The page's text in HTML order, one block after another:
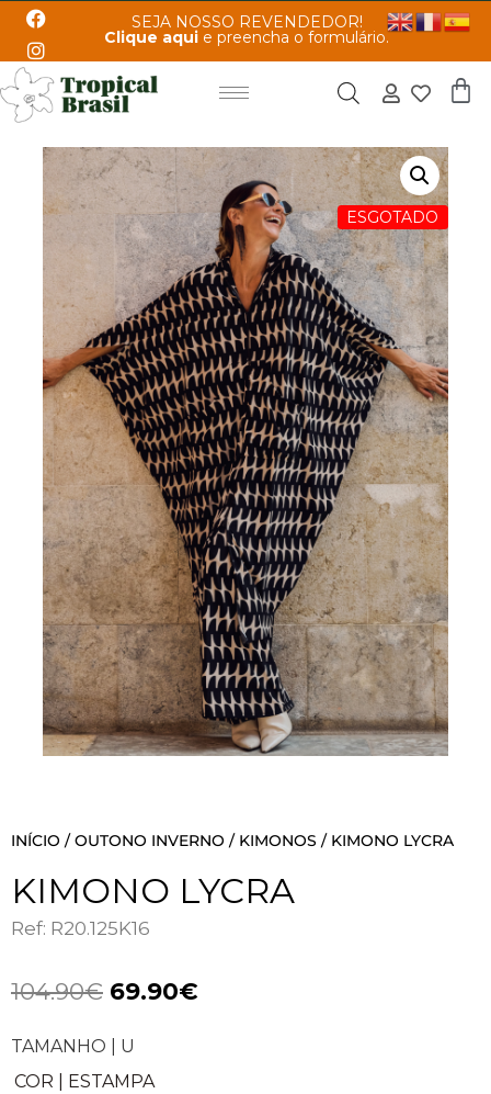
SEJA NOSSO REVENDEDOR!
Clique aqui e preencha o formulário.
ESGOTADO
INÍCIO /OUTONO INVERNO / KIMONOS / KIMONO LYCRA
KIMONO LYCRA
Ref: R20.125K16
104.90€ 69.90€
TAMANHO | U
COR | ESTAMPA